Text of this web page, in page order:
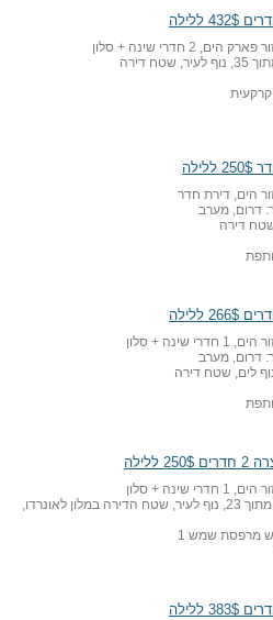
2 חדרי שינה + סלון
הים, דירת חדר
דרום, מערב
שינה + סלון
דרום, מערב
שינה + סלון
קומה 17 מתוך 23, נוף לעיר, שטח הדירה במלון לאונרדו,